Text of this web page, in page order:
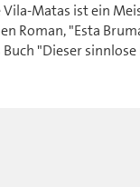
Matas ist ein
Roman, "Esta
"Dieser sinnlose